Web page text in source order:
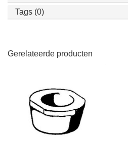
Tags (0)
Gerelateerde producten